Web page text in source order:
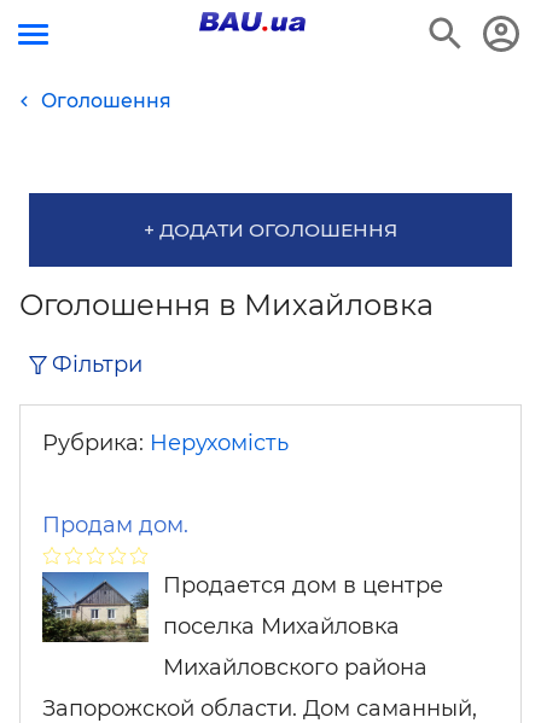
Оголошення
+ ДОДАТИ ОГОЛОШЕННЯ
Оголошення в Михайловка
Фільтри
Рубрика: Нерухомість
Продам дом.
Продается дом в центре
поселка Михайловка
Михайловского района
Запорожской области. Дом саманный,